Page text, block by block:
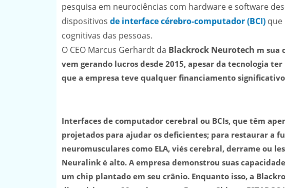
pesquisa em neurociências com hardware e software
dispositivos de interface cérebro-computador (BCI) que
cognitivas das pessoas.
O CEO Marcus Gerhardt da Blackrock Neurotech m sua
vem gerando lucros desde 2015, apesar da tecnologia
que a empresa teve qualquer financiamento
Interfaces de computador cerebral ou BCIs, que têm
projetados para ajudar os deficientes; para restaurar a
neuromusculares como ELA, viés cerebral, derrame ou
Neuralink é alto. A empresa demonstrou suas
um chip plantado em seu crânio. Enquanto isso, a